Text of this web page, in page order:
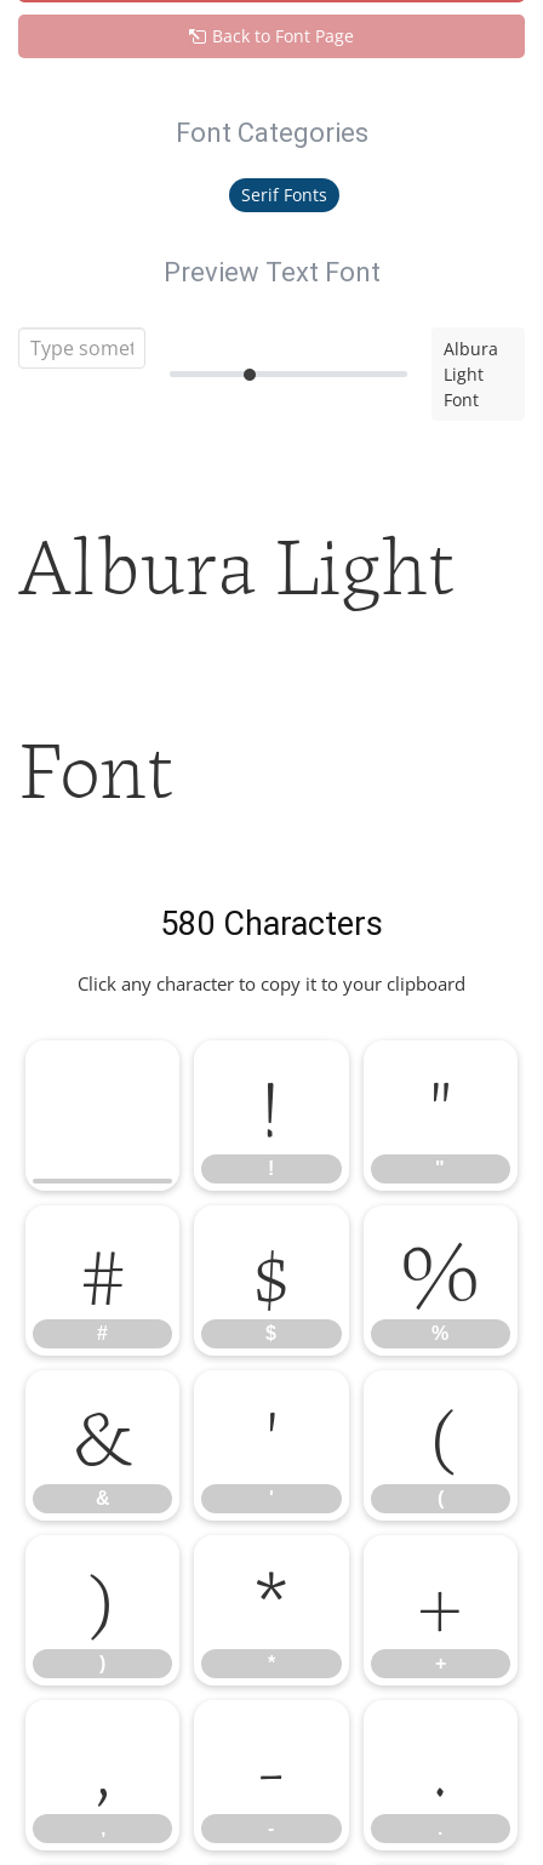
Back to Font Page
Font Categories
Serif Fonts
Preview Text Font
Albura
Light
Font
Albura Light
Font
580 Characters
Click any character to copy it to your clipboard
!
!
"
"
#
#
$
$
%
%
&
&
'
'
(
(
)
)
*
*
+
+
,
,
-
-
.
.